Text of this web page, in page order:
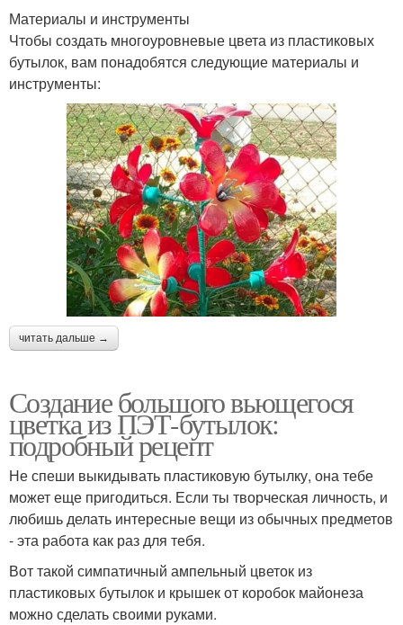
Материалы и инструменты
Чтобы создать многоуровневые цвета из пластиковых
бутылок, вам понадобятся следующие материалы и
инструменты:
читать дальше →
Создание большого вьющегося
цветка из ПЭТ-бутылок:
подробный рецепт
Не спеши выкидывать пластиковую бутылку, она тебе
может еще пригодиться. Если ты творческая личность, и
любишь делать интересные вещи из обычных предметов
- эта работа как раз для тебя.
Вот такой симпатичный ампельный цветок из
пластиковых бутылок и крышек от коробок майонеза
можно сделать своими руками.